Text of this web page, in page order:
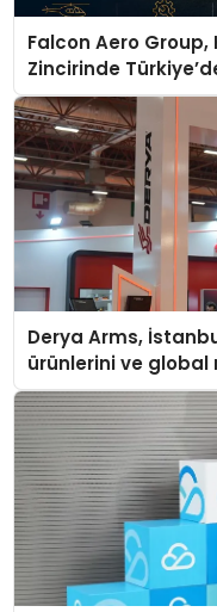
Falcon Aero Group,
Zincirinde
Derya Arms,
ürünlerini ve